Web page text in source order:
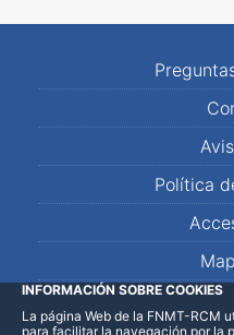
Política
LinkedInFacebook
INFORMACIÓN SOBRE COOKIES
La página Web de la FNMT-RCM
para facilitar la navegación por la